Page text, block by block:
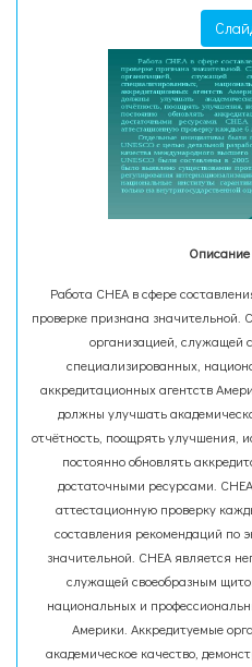
Работа CHEA в сфере
проверке признана значительной.
организацией, служащей
специализированных,
аккредитационных агентств
должны улучшать
отчётность, поощрять улучшения,
постоянно обновлять
достаточными ресурсами.
аттестационную проверку
составления рекомендаций по
значительной. CHEA является
служащей своеобразным
национальных и
Америки. Аккредитуемые
академическое качество,